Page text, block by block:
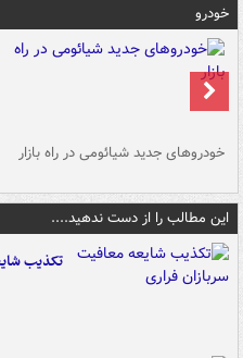
خودرو
خودروهای جدید شیائومی در راه بازار
این مطالب را از دست ندهید....
تکذیب